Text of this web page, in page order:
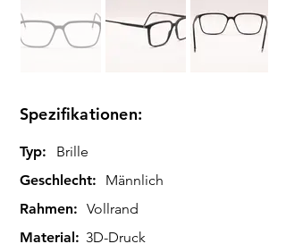
Spezifikationen:
Typ:
Brille
Geschlecht:
Männlich
Rahmen: Vollrand
Material: 3D-Druck